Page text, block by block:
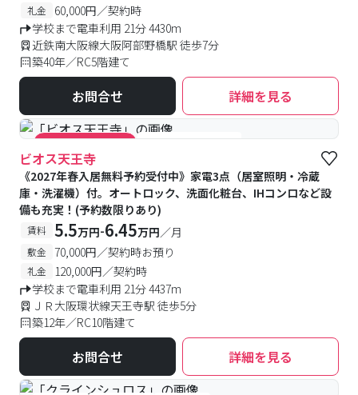
礼金
60,000円／契約時
学校まで電車利用 21分 4430m
近鉄南大阪線大阪阿部野橋駅 徒歩7分
築40年／RC5階建て
お問合せ 詳細を見る
#キャンペーン実施中 #女性専用フロアあり
ビオス天王寺
《2027年春入居無料予約受付中》家電3点（居室照明・冷蔵
庫・洗濯機）付。オートロック、洗面化粧台、IHコンロなど設
備も充実！(予約数限りあり)
賃料 5.5万円-6.45万円／月
敷金 70,000円／契約時お預り
礼金
120,000円／契約時
学校まで電車利用 21分 4437m
ＪＲ大阪環状線天王寺駅 徒歩5分
築12年／RC10階建て
お問合せ 詳細を見る